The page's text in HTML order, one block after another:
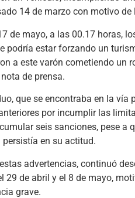
14 de marzo con motivo de
de mayo, a las 00.17 horas,
podría estar forzando un
a este varón cometiendo un
de prensa.
que se encontraba en la
por incumplir las
seis sanciones, pese a
persistía en su actitud.
advertencias, continuó
29 de abril y el 8 de mayo,
grave.